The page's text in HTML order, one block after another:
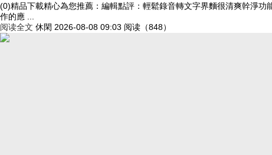
(0)精品下載精心為您推薦：編輯點評：輕鬆錄音轉文字界麵很清爽幹淨
作的應 ...
阅读全文 休閑 2026-08-08 09:03 阅读（848）